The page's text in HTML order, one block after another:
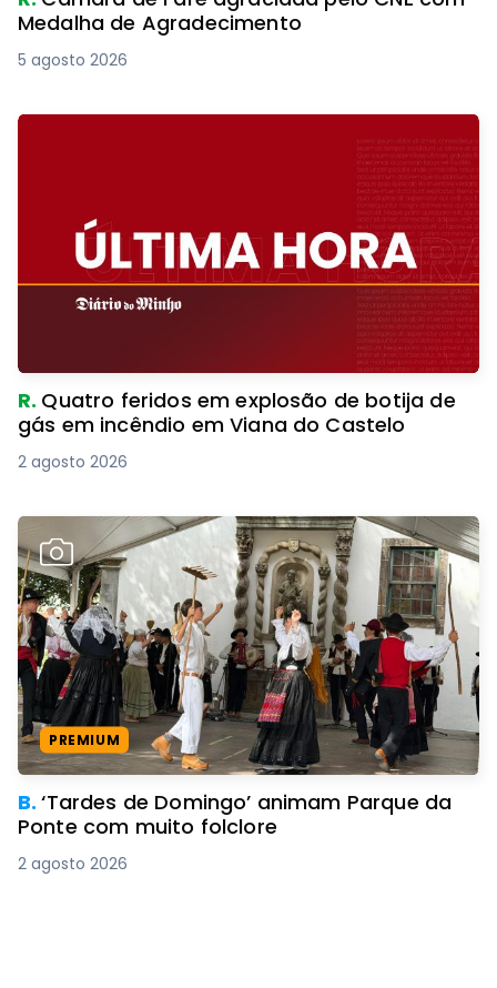
Medalha de Agradecimento
5 agosto 2026
R. Quatro feridos em explosão de botija de
gás em incêndio em Viana do Castelo
2 agosto 2026
PREMIUM
B.‘Tardes de Domingo’ animam Parque da
Ponte com muito folclore
2 agosto 2026